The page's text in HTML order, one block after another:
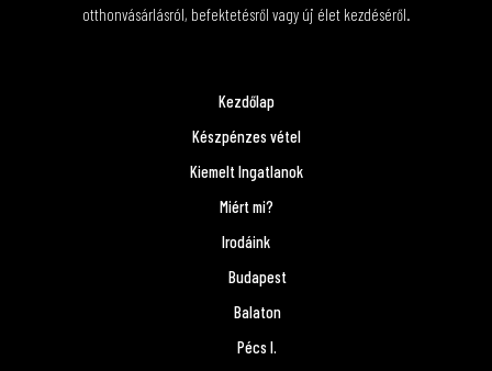
otthonvásárlásról, befektetésről vagy új élet kezdéséről.
Kezdőlap
Készpénzes vétel
Kiemelt Ingatlanok
Miért mi?
Irodáink
Budapest
Balaton
Pécs I.